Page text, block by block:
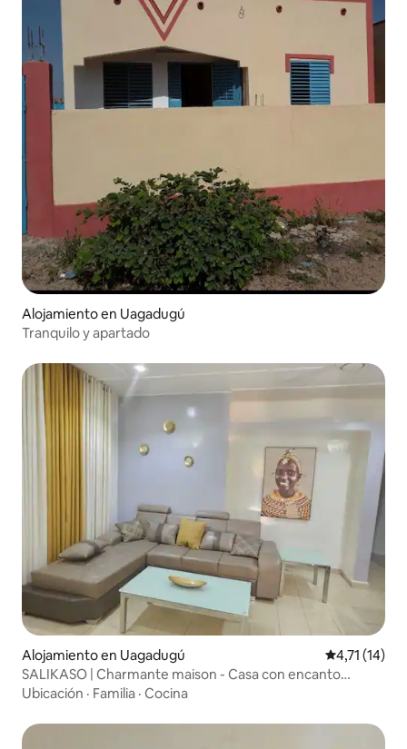
Alojamiento en Uagadugú
Tranquilo y apartado
Alojamiento en Uagadugú Calificación
4,71 (14)
SALIKASO | Charmante maison - Casa con encanto
disponible
Ubicación · Familia · Cocina